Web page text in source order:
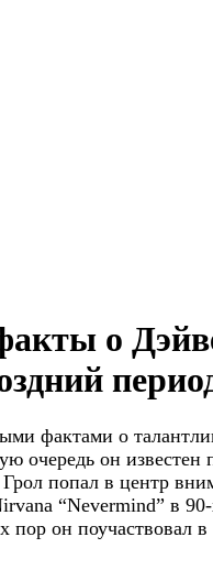
о
фактами о
очередь он известен
попал в центр
“Nevermind” в
пор он поучаствовал в